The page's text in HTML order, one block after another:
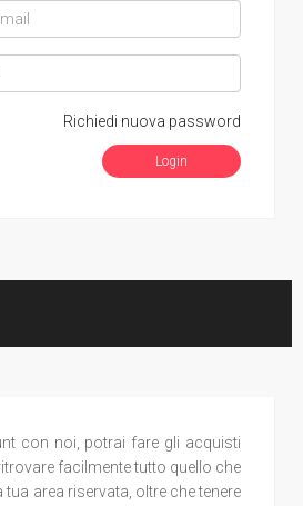
Richiedi nuova password
con noi, potrai fare gli acquisti
facilmente tutto quello che
area riservata, oltre che tenere